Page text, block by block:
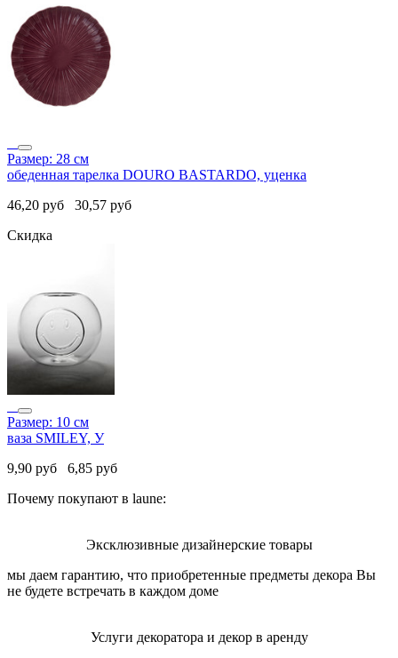
Размер: 28 см
обеденная тарелка DOURO BASTARDO, уценка
46,20 руб 30,57 руб
Скидка
Размер: 10 см
ваза SMILEY, У
9,90 руб 6,85 руб
Почему покупают в laune:
Эксклюзивные дизайнерские товары
мы даем гарантию, что приобретенные предметы декора Вы
не будете встречать в каждом доме
Услуги декоратора и декор в аренду